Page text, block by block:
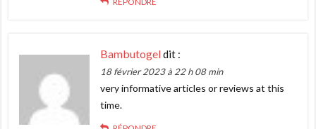
Bambutogeldit :
18 février 2023 à 22 h 08 min
very informative articles or reviews at this
time.